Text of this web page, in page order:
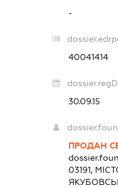
-
40041414
30.09.15
ПРОДАН
03191,